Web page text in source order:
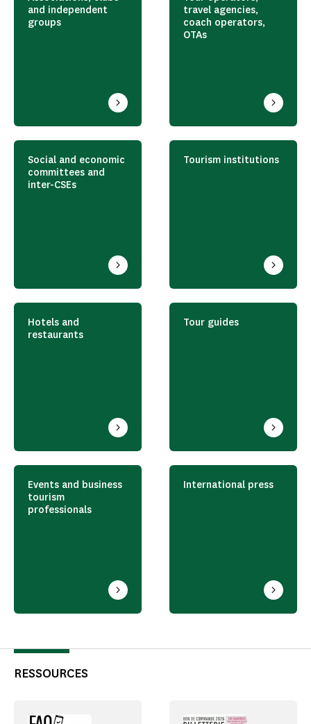
and independent
groups
travel agencies,
coach operators,
OTAs
Social and economic
committees and
inter-CSEs
Tourism institutions
Hotels and
restaurants
Tour guides
Events and business
tourism
professionals
International press
RESSOURCES